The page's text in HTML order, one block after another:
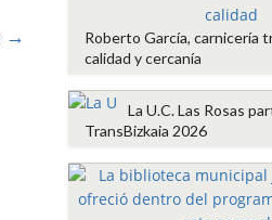
→
Roberto García, carnicería
calidad y cercanía
La U.C. Las Rosas
TransBizkaia 2026